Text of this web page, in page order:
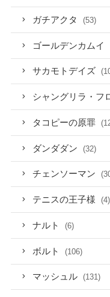
ガチアクタ (53)
ゴールデンカムイ
サカモトデイズ
シャングリラ・フ
タコピーの原罪
ダンダダン (32)
チェンソーマン
テニスの王子様 (4)
ナルト (6)
ボルト (106)
マッシュル (131)